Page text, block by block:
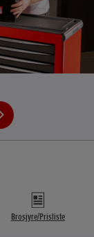
Brosjyre/Prisliste